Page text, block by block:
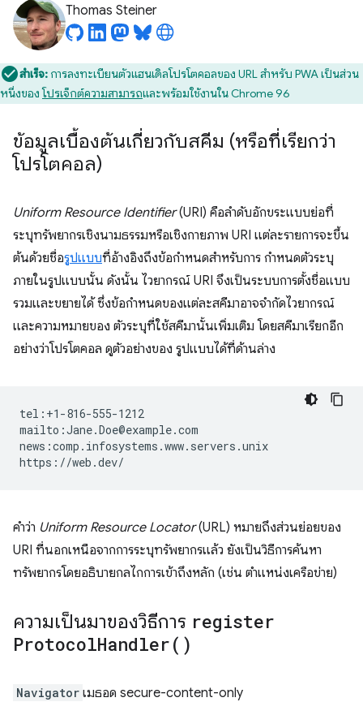
Thomas Steiner
สำเร็จ: การลงทะเบียนตัวแฮนเดิลโปรโตคอลของ URL สำหรับ PWA เป็นส่วน
หนึ่งของโปรเจ็กต์ความสามารถและพร้อมใช้งานใน Chrome 96
ข้อมูลเบื้องต้นเกี่ยวกับสคีม (หรือที่เรียกว่า
โปรโตคอล)
Uniform Resource Identifier(URI) คือลำดับอักขระแบบย่อที่
ระบุทรัพยากรเชิงนามธรรมหรือเชิงกายภาพ URI แต่ละรายการจะขึ้น
ต้นด้วยชื่อรูปแบบที่อ้างอิงถึงข้อกำหนดสำหรับการ กำหนดตัวระบุ
ภายในรูปแบบนั้น ดังนั้น ไวยากรณ์ URI จึงเป็นระบบการตั้งชื่อแบบ
รวมและขยายได้ ซึ่งข้อกำหนดของแต่ละสคีมาอาจจำกัดไวยากรณ์
และความหมายของ ตัวระบุที่ใช้สคีมานั้นเพิ่มเติม โดยสคีมาเรียกอีก
อย่างว่าโปรโตคอล ดูตัวอย่างของ รูปแบบได้ที่ด้านล่าง
tel:+1-816-555-1212
mailto:Jane.Doe@example.com
news:comp.infosystems.www.servers.unix
คำว่า Uniform Resource Locator(URL) หมายถึงส่วนย่อยของ
URI ที่นอกเหนือจากการระบุทรัพยากรแล้ว ยังเป็นวิธีการค้นหา
ทรัพยากรโดยอธิบายกลไกการเข้าถึงหลัก (เช่น ตำแหน่งเครือข่าย)
ความเป็นมาของวิธีการ register
ProtocolHandler( )
Navigator เมธอด secure-content-only